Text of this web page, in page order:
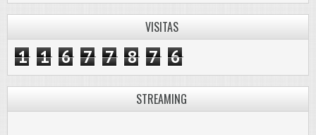
VISITAS
1 1 6 7 7 8 7 6
STREAMING